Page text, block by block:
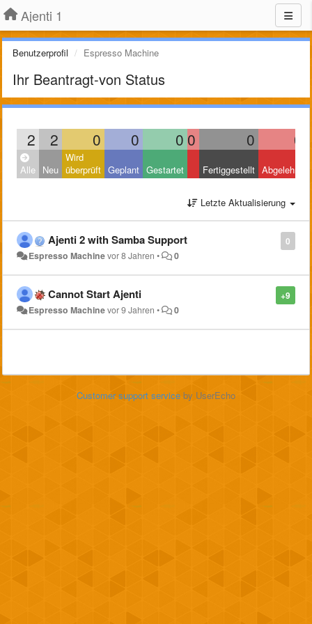
Ajenti 1
Benutzerprofil Espresso Machine
Ihr Beantragt-von Status
2 2 0 0 0 0 0 0
Alle Neu
Wird
überprüft Geplant Gestartet Fertiggestellt Abgelehnt
Letzte Aktualisierung
0
Ajenti 2 with Samba Support
Espresso Machinevor 8 Jahren • 0
+9
Cannot Start Ajenti
Espresso Machinevor 9 Jahren • 0
Customer support service by UserEcho